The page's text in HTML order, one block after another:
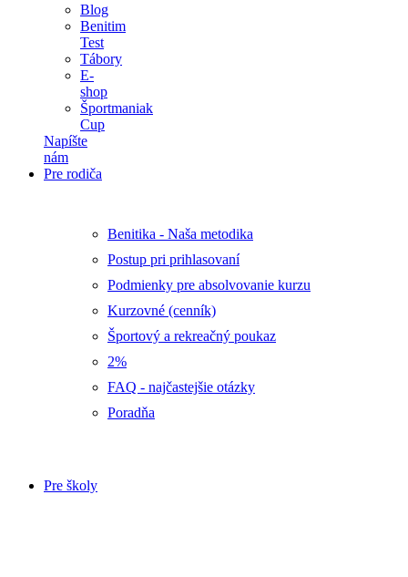
Blog
Benitim
Test
Tábory
E-
shop
Športmaniak
Cup
Napíšte
nám
Pre rodiča
Benitika - Naša metodika
Postup pri prihlasovaní
Podmienky pre absolvovanie kurzu
Kurzovné (cenník)
Športový a rekreačný poukaz
2%
FAQ - najčastejšie otázky
Poradňa
Pre školy